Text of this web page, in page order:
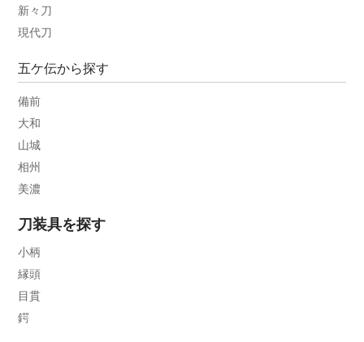
新々刀
現代刀
五ケ伝から探す
備前
大和
山城
相州
美濃
刀装具を探す
小柄
縁頭
目貫
鍔